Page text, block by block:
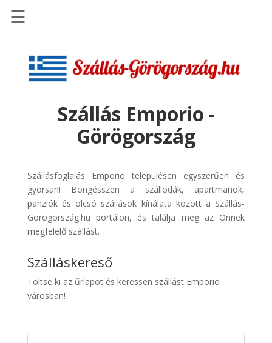
Szállások
Repülőjegy
pénzvisszatérítéssel
Discover
Cars
Transzfer
Kiwi
Taxi
☰
Szállás Emporio -
Görögország
Szállásfoglalás Emporio településen egyszerűen és
gyorsan! Böngésszen a szállodák, apartmanok,
panziók és olcsó szállások kínálata között a Szállás-
Görögország.hu portálon, és találja meg az Önnek
megfelelő szállást.
Szálláskereső
Töltse ki az űrlapot és keressen szállást Emporio
városban!